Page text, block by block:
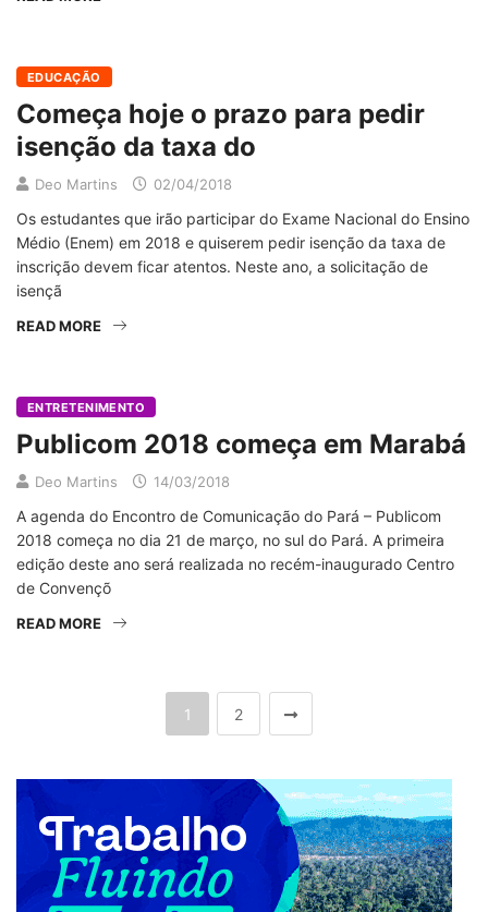
EDUCAÇÃO
Começa hoje o prazo para pedir
isenção da taxa do
Deo Martins 02/04/2018
Os estudantes que irão participar do Exame Nacional do Ensino
Médio (Enem) em 2018 e quiserem pedir isenção da taxa de
inscrição devem ficar atentos. Neste ano, a solicitação de
isençã
READ MORE
ENTRETENIMENTO
Publicom 2018 começa em Marabá
Deo Martins 14/03/2018
A agenda do Encontro de Comunicação do Pará – Publicom
2018 começa no dia 21 de março, no sul do Pará. A primeira
edição deste ano será realizada no recém-inaugurado Centro
de Convençõ
READ MORE
1 2